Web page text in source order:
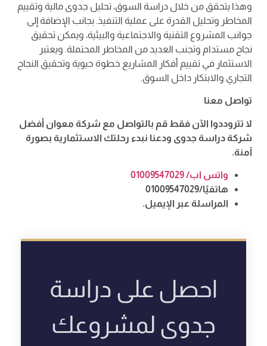
وهذا يتحقق من خلال دراسة السوق، تحليل جدوى مالية وتقييم
المخاطر وتحليل القدرة على عملية التنفيذ. بجانب الإضافة إلى
جوانب المشروع التقنية والاجتماعية والبيئية، ويمكن تحقيق
نجاح مستدام وتجنب العديد من المخاطر المحتملة. ويعتبر
الاستثمار في تقييم أفكار المشاريع خطوة حيوية وتحقيق النجاح
التجاري والابتكار داخل السوق.
تواصل معنا
لا تتروددوا الآن فقط قم بالتواصل مع شركة معوان أفضل
شركة دراسة جدوى ودعنا نبدء رحلتك الاستثمارية بصورة
آمنة.
واتس اب/ 01009547029
هاتفيًا/01009547029
المراسلة عبر الإيميل.
احصل على دراسة
جدوى لمشروعك